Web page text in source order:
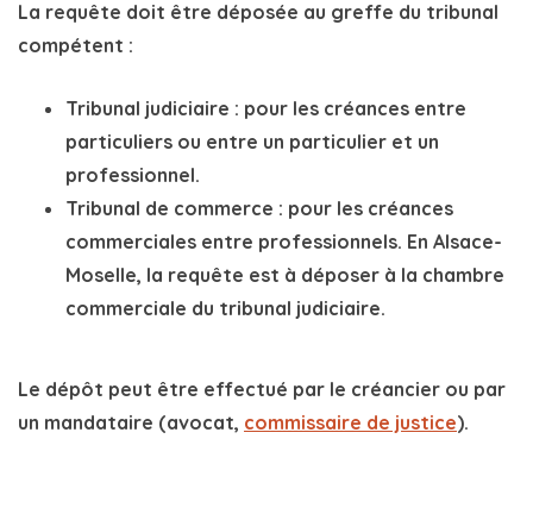
La requête doit être déposée au greffe du tribunal
compétent :
Tribunal judiciaire : pour les créances entre
particuliers ou entre un particulier et un
professionnel.
Tribunal de commerce : pour les créances
commerciales entre professionnels. En Alsace-
Moselle, la requête est à déposer à la chambre
commerciale du tribunal judiciaire.
Le dépôt peut être effectué par le créancier ou par
un mandataire (avocat, commissaire de justice).